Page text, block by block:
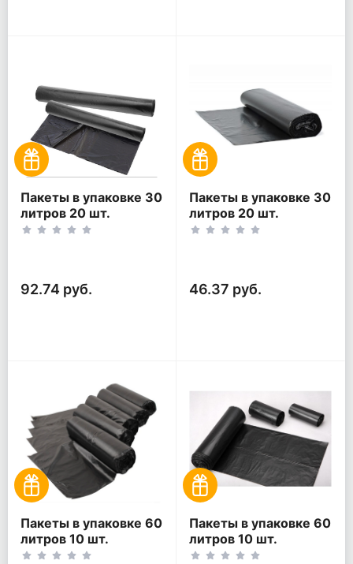
Пакеты в упаковке 30
литров 20 шт.
(20шт*2рул)
92.74 руб.
Пакеты в упаковке 30
литров 20 шт.
(20шт*1рул)
46.37 руб.
Пакеты в упаковке 60
литров 10 шт.
(10шт*5рул)
Пакеты в упаковке 60
литров 10 шт.
(10шт*3рул)